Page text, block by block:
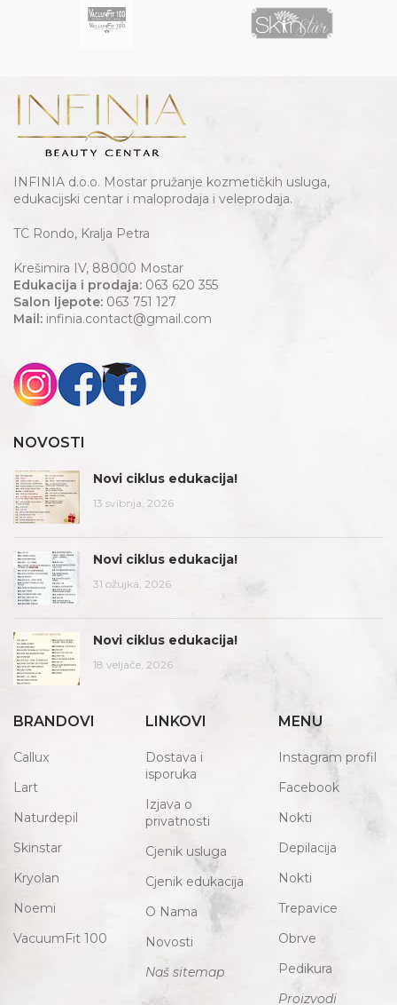
INFINIA d.o.o. Mostar pružanje kozmetičkih usluga,
edukacijski centar i maloprodaja i veleprodaja.
TC Rondo, Kralja Petra
Krešimira IV, 88000 Mostar
Edukacija i prodaja: 063 620 355
Salon ljepote: 063 751 127
Mail: infinia.contact@gmail.com
NOVOSTI
Novi ciklus edukacija!
13 svibnja, 2026
Novi ciklus edukacija!
31 ožujka, 2026
Novi ciklus edukacija!
18 veljače, 2026
BRANDOVI
Callux
Lart
Naturdepil
Skinstar
Kryolan
Noemi
VacuumFit 100
LINKOVI
Dostava i
isporuka
Izjava o
privatnosti
Cjenik usluga
Cjenik edukacija
O Nama
Novosti
Naš sitemap
MENU
Instagram profil
Facebook
Nokti
Depilacija
Nokti
Trepavice
Obrve
Pedikura
Proizvodi